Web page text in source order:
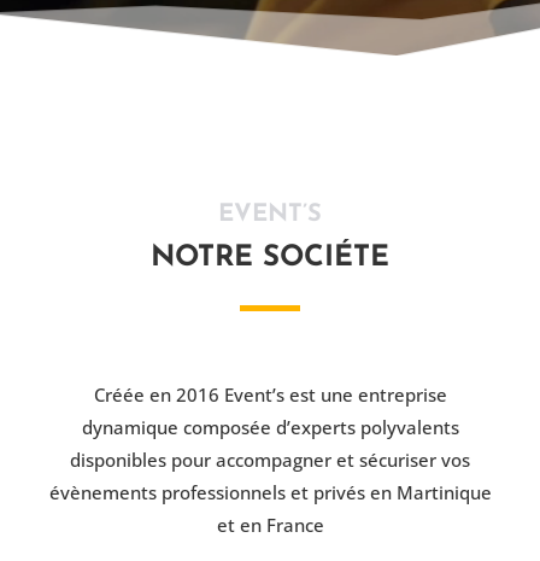
EVENT’S
NOTRE SOCIÉTE
Créée en 2016 Event’s est une entreprise
dynamique composée d’experts polyvalents
disponibles pour accompagner et sécuriser vos
évènements professionnels et privés en Martinique
et en France